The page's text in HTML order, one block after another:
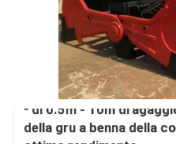
³ di 0.5m - 10m
della gru a benna della